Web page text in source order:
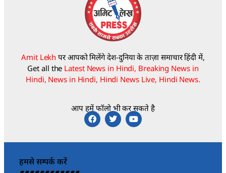
Amit Lekh पर आपको मिलेंगे देश-दुनिया के ताज़ा समाचार हिंदी में,
Get all the Latest News in Hindi, Breaking News in
Hindi, News in Hindi, Hindi News Live, Hindi News.
आप हमें फॉलो भी कर सकते है
हमसे सम्पर्क करें